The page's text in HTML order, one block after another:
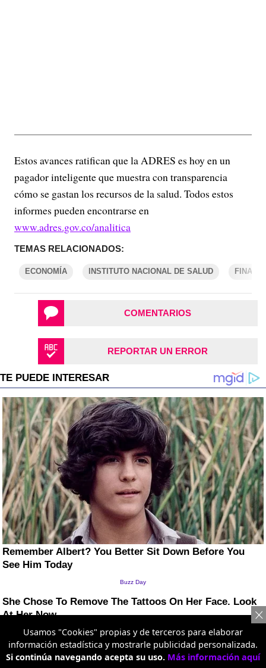
Estos avances ratifican que la ADRES es hoy en un
pagador inteligente que muestra con transparencia
cómo se gastan los recursos de la salud. Todos estos
informes pueden encontrarse en
www.adres.gov.co/analitica
TEMAS RELACIONADOS:
ECONOMÍA INSTITUTO NACIONAL DE SALUD
COMENTARIOS
REPORTAR UN ERROR
Usamos "Cookies" propias y de terceros para elaborar
información estadística y mostrarle publicidad personalizada.
Si continúa navegando acepta su uso. Más información aquí